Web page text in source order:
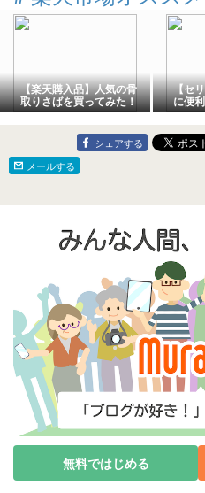
【楽天購入品】人気の骨
取りさばを買ってみた！
サイズ感や味を正直レビ
ュー
【セ
に便
ミニ
シェアする
メールする
無料ではじめる